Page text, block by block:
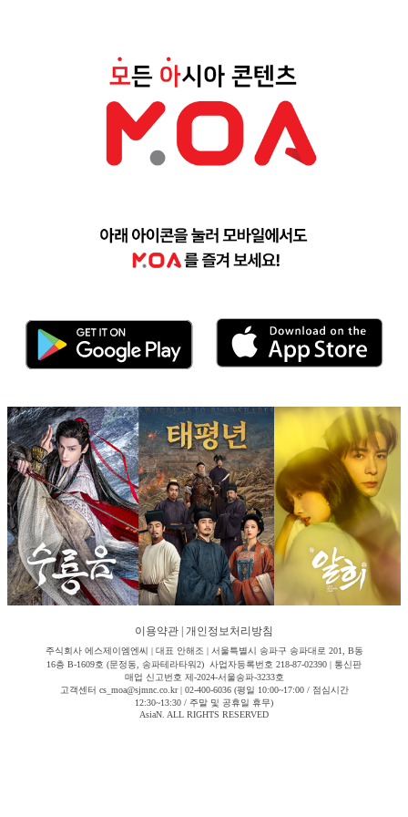
이용약관 개인정보처리방침
주식회사 에스제이엠엔씨 | 대표 안해조 | 서울특별시 송파구 송파대로 201, B동
16층 B-1609호 (문정동, 송파테라타워2) 사업자등록번호 218-87-02390 | 통신판
매업 신고번호 제-2024-서울송파-3233호
고객센터 cs_moa@sjmnc.co.kr | 02-400-6036 (평일 10:00~17:00 / 점심시간
12:30~13:30 / 주말 및 공휴일 휴무)
AsiaN. ALL RIGHTS RESERVED